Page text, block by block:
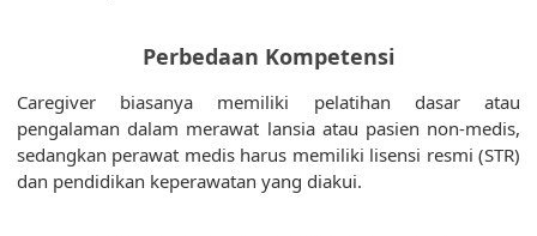
Perbedaan Kompetensi
Caregiver biasanya memiliki pelatihan dasar atau
pengalaman dalam merawat lansia atau pasien non-medis,
sedangkan perawat medis harus memiliki lisensi resmi (STR)
dan pendidikan keperawatan yang diakui.